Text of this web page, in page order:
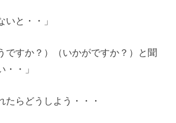
いと・・」
ですか？）（いかがですか？）と聞
・」
たらどうしよう・・・